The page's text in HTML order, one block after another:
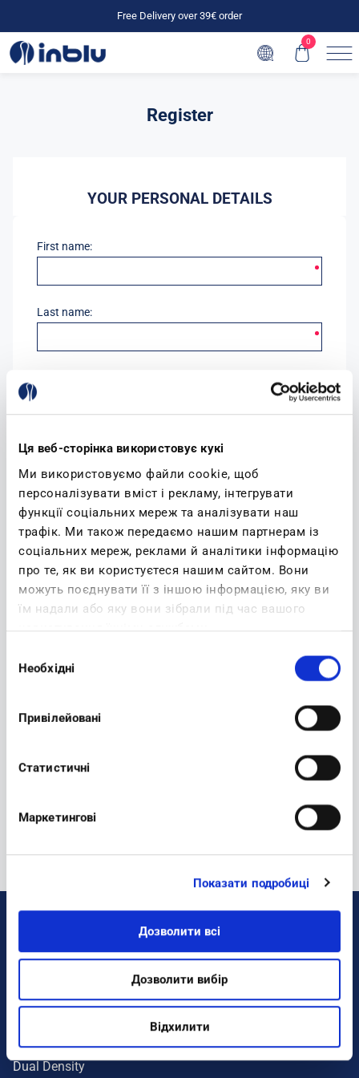
Ця веб-сторінка використовує кукі
Ми використовуємо файли cookie, щоб
персоналізувати вміст і рекламу, інтегрувати
функції соціальних мереж та аналізувати наш
трафік. Ми також передаємо нашим партнерам із
соціальних мереж, реклами й аналітики інформацію
про те, як ви користуєтеся нашим сайтом. Вони
можуть поєднувати її з іншою інформацією, яку ви
їм надали або яку вони зібрали під час вашого
згоди
Необхідні
Привілейовані
Статистичні
Маркетингові
Показати подробиці
Дозволити всі
Дозволити вибір
Відхилити
Free Delivery over 39€ order
0
Register
YOUR PERSONAL DETAILS
First name:
Last name:
YOUR PASSWORD
Password:
Confirm password:
Colorati
Dual Density